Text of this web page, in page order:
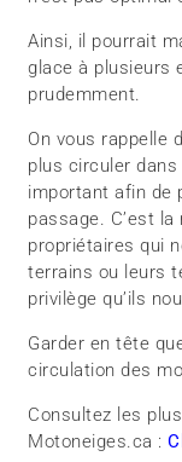
Ainsi, il pourrait
glace à plusieurs
prudemment.
On vous rappelle
plus circuler
important afin de
passage. C’est
propriétaires qui
terrains ou leurs
privilège qu’ils
Garder en tête
circulation des
Consultez les
Motoneiges.ca :